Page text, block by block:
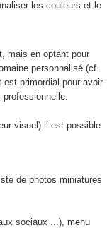
les couleurs et le
mais en optant pour
personnalisé (cf.
est primordial pour avoir
visuel) il est possible
de photos miniatures
sociaux ...), menu